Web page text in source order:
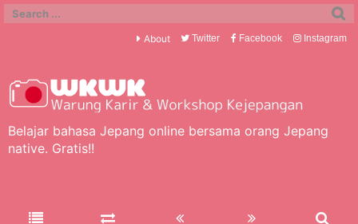
Belajar bahasa Jepang online bersama orang Jepang
native. Gratis!!
About Twitter Facebook Instagram